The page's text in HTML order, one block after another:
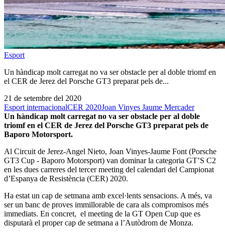
Esport
Un hàndicap molt carregat no va ser obstacle per al doble triomf en
el CER de Jerez del Porsche GT3 preparat pels de...
21 de setembre del 2020
Esport internacionalCER 2020Joan Vinyes Jaume Mercader
Un hàndicap molt carregat no va ser obstacle per al doble
triomf en el CER de Jerez del Porsche GT3 preparat pels de
Baporo Motorsport.
Al Circuit de Jerez-Angel Nieto, Joan Vinyes-Jaume Font (Porsche
GT3 Cup - Baporo Motorsport) van dominar la categoria GT’S C2
en les dues carreres del tercer meeting del calendari del Campionat
d’Espanya de Resistència (CER) 2020.
Ha estat un cap de setmana amb excel·lents sensacions. A més, va
ser un banc de proves immillorable de cara als compromisos més
immediats. En concret, el meeting de la GT Open Cup que es
disputarà el proper cap de setmana a l’Autòdrom de Monza.